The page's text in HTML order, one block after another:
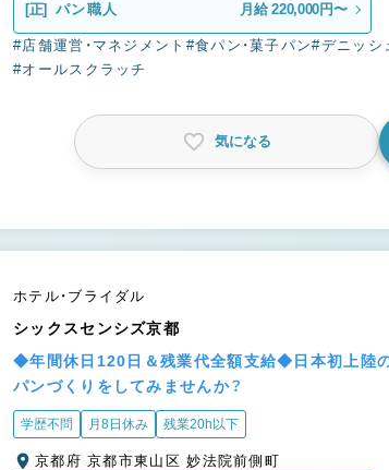
[正] パン職人 月給 220,000円〜
#店舗運営・マネジメント #食パン・菓子パン#デニッシ
#オールスクラッチ
気になる
ホテル・ブライダル
シックスセンシズ京都
◆年間休日120日＆残業代全額支給◆日本初上陸
パンづくりをしてみませんか？
学歴不問 月8日休み 残業20h以下
京都府 京都市東山区 妙法院前側町